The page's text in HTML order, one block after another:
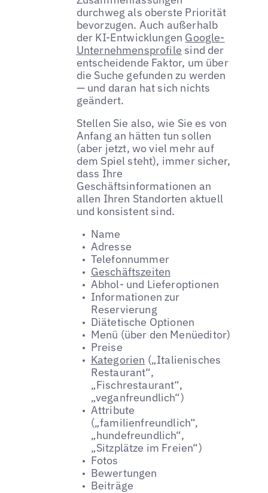
durchweg als oberste Priorität
bevorzugen. Auch außerhalb
der KI-Entwicklungen Google-
Unternehmensprofile sind der
entscheidende Faktor, um über
die Suche gefunden zu werden
— und daran hat sich nichts
geändert.
Stellen Sie also, wie Sie es von
Anfang an hätten tun sollen
(aber jetzt, wo viel mehr auf
dem Spiel steht), immer sicher,
dass Ihre
Geschäftsinformationen an
allen Ihren Standorten aktuell
und konsistent sind.
Name
Adresse
Telefonnummer
Geschäftszeiten
Abhol- und Lieferoptionen
Informationen zur
Reservierung
Diätetische Optionen
Menü (über den Menüeditor)
Preise
Kategorien („Italienisches
Restaurant“,
„Fischrestaurant“,
„veganfreundlich“)
Attribute
(„familienfreundlich“,
„hundefreundlich“,
„Sitzplätze im Freien“)
Fotos
Bewertungen
Beiträge